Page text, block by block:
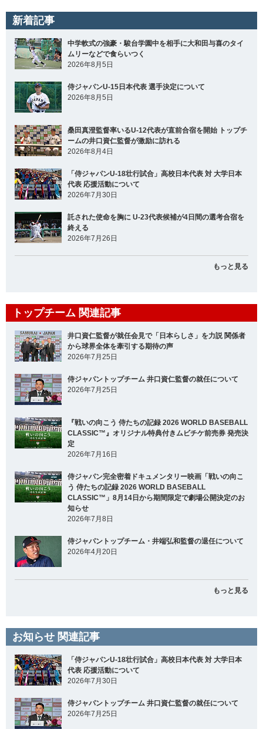
新着記事
中学軟式の強豪・駿台学園中を相手に大和田与喜のタイ
ムリーなどで食らいつく
2026年8月5日
侍ジャパンU-15日本代表 選手決定について
2026年8月5日
桑田真澄監督率いるU-12代表が直前合宿を開始 トップチ
ームの井口資仁監督が激励に訪れる
2026年8月4日
「侍ジャパンU-18壮行試合」高校日本代表 対 大学日本
代表 応援活動について
2026年7月30日
託された使命を胸に U-23代表候補が4日間の選考合宿を
終える
2026年7月26日
もっと見る
トップチーム 関連記事
井口資仁監督が就任会見で「日本らしさ」を力説 関係者
から球界全体を牽引する期待の声
2026年7月25日
侍ジャパントップチーム 井口資仁監督の就任について
2026年7月25日
『戦いの向こう 侍たちの記録 2026 WORLD BASEBALL
CLASSIC™』オリジナル特典付きムビチケ前売券 発売決
定
2026年7月16日
侍ジャパン完全密着ドキュメンタリー映画「戦いの向こ
う 侍たちの記録 2026 WORLD BASEBALL
CLASSIC™」8月14日から期間限定で劇場公開決定のお
知らせ
2026年7月8日
侍ジャパントップチーム・井端弘和監督の退任について
2026年4月20日
もっと見る
お知らせ 関連記事
「侍ジャパンU-18壮行試合」高校日本代表 対 大学日本
代表 応援活動について
2026年7月30日
侍ジャパントップチーム 井口資仁監督の就任について
2026年7月25日